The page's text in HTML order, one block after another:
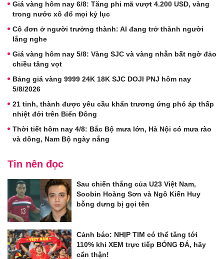
Giá vàng hôm nay 6/8: Tăng phi mã vượt 4.200 USD, vàng
trong nước xô đổ mọi kỷ lục
Cô đơn ở người trưởng thành: AI đang trở thành người
lắng nghe
Giá vàng hôm nay 5/8: Vàng SJC và vàng nhẫn bất ngờ đảo
chiều tăng vọt
Bảng giá vàng 9999 24K 18K SJC DOJI PNJ hôm nay
5/8/2026
21 tỉnh, thành được yêu cầu khẩn trương ứng phó áp thấp
nhiệt đới trên Biển Đông
Thời tiết hôm nay 4/8: Bắc Bộ mưa lớn, Hà Nội có mưa rào
và dông, Nam Bộ ngày nắng
Tin nên đọc
Sau chiến thắng của U23 Việt Nam,
Soobin Hoàng Sơn và Ngô Kiến Huy
bỗng dưng bị gọi tên
Cảnh báo: NHỊP TIM có thể tăng tới
110% khi XEM trực tiếp BÓNG ĐÁ, hãy
cẩn thận!